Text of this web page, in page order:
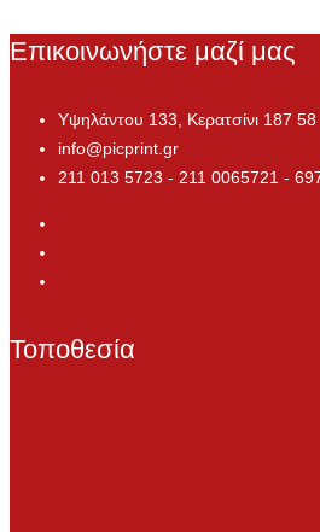
Επικοινωνήστε μαζί μας
Υψηλάντου 133, Κερατσίνι 187 58
info@picprint.gr
211 013 5723 - 211 0065721 -
Τοποθεσία